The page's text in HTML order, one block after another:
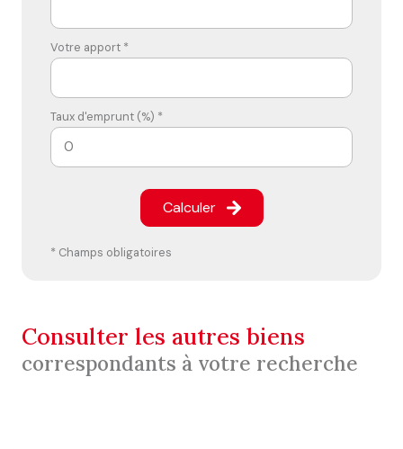
Votre apport *
Taux d'emprunt (%) *
Calculer
* Champs obligatoires
consulter les autres biens
correspondants à votre recherche